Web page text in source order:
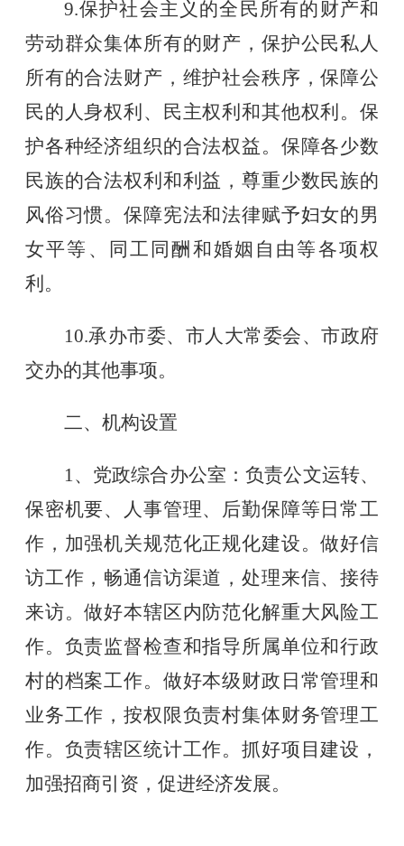
9.保护社会主义的全民所有的财产和
劳动群众集体所有的财产，保护公民私人
所有的合法财产，维护社会秩序，保障公
民的人身权利、民主权利和其他权利。保
护各种经济组织的合法权益。保障各少数
民族的合法权利和利益，尊重少数民族的
风俗习惯。保障宪法和法律赋予妇女的男
女平等、同工同酬和婚姻自由等各项权
利。
10.承办市委、市人大常委会、市政府
交办的其他事项。
二、机构设置
1、党政综合办公室：负责公文运转、
保密机要、人事管理、后勤保障等日常工
作，加强机关规范化正规化建设。做好信
访工作，畅通信访渠道，处理来信、接待
来访。做好本辖区内防范化解重大风险工
作。负责监督检查和指导所属单位和行政
村的档案工作。做好本级财政日常管理和
业务工作，按权限负责村集体财务管理工
作。负责辖区统计工作。抓好项目建设，
加强招商引资，促进经济发展。